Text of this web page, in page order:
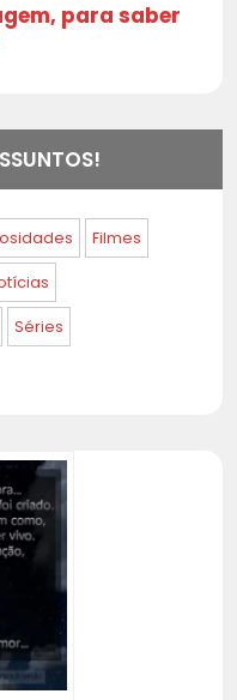
para saber
Filmes
Séries